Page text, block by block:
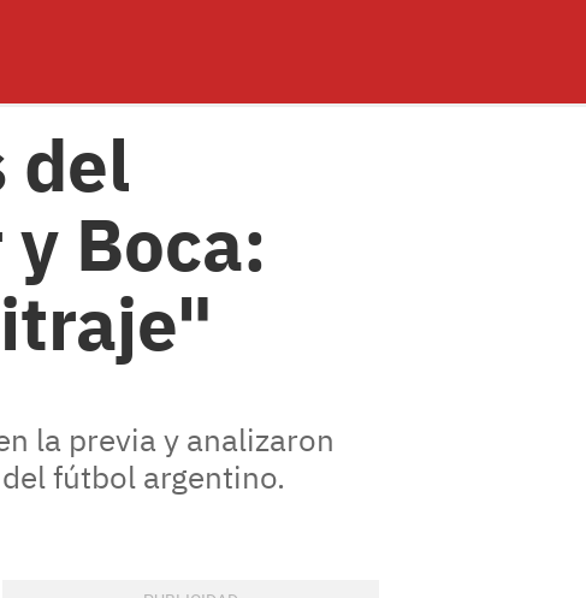
del
Boca:
la previa y analizaron
fútbol argentino.